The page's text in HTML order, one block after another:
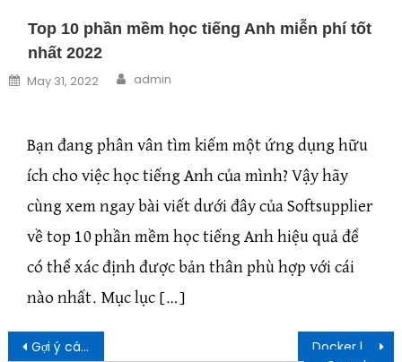
Top 10 phần mềm học tiếng Anh miễn phí tốt
nhất 2022
Posted on
May 31, 2022 Author
admin
Bạn đang phân vân tìm kiếm một ứng dụng hữu
ích cho việc học tiếng Anh của mình? Vậy hãy
cùng xem ngay bài viết dưới đây của Softsupplier
về top 10 phần mềm học tiếng Anh hiệu quả để
có thể xác định được bản thân phù hợp với cái
nào nhất. Mục lục […]
Post navigation
Gợi ý cách chụp ảnh sản phẩm đẹp như dân chuyên nghiệp